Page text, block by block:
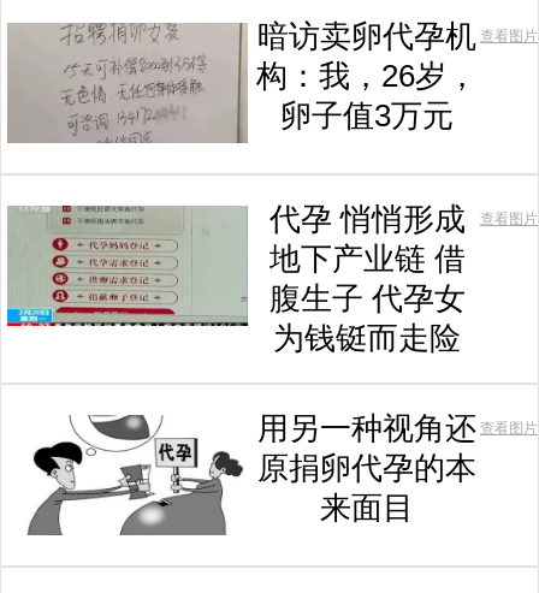
暗访卖卵代孕机
构：我，26岁，
卵子值3万元
查看图片
代孕 悄悄形成
地下产业链 借
腹生子 代孕女
为钱铤而走险
查看图片
用另一种视角还
原捐卵代孕的本
来面目
查看图片